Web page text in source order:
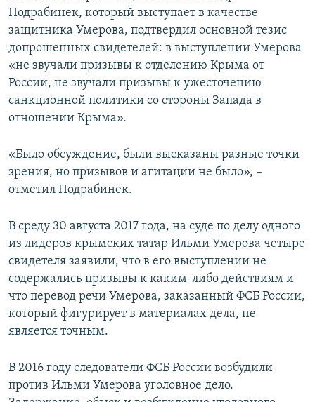
Подрабинек, который выступает в качестве
защитника Умерова, подтвердил основной тезис
допрошенных свидетелей: в выступлении Умерова
«не звучали призывы к отделению Крыма от
России, не звучали призывы к ужесточению
санкционной политики со стороны Запада в
отношении Крыма».
«Было обсуждение, были высказаны разные точки
зрения, но призывов и агитации не было», –
отметил Подрабинек.
В среду 30 августа 2017 года, на суде по делу одного
из лидеров крымских татар Ильми Умерова четыре
свидетеля заявили, что в его выступлении не
содержались призывы к каким-либо действиям и
что перевод речи Умерова, заказанный ФСБ России,
который фигурирует в материалах дела, не
является точным.
В 2016 году следователи ФСБ России возбудили
против Ильми Умерова уголовное дело.